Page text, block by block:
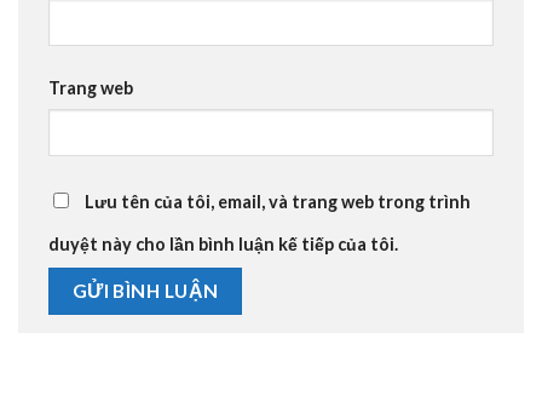
Trang web
Lưu tên của tôi, email, và trang web trong trình
duyệt này cho lần bình luận kế tiếp của tôi.